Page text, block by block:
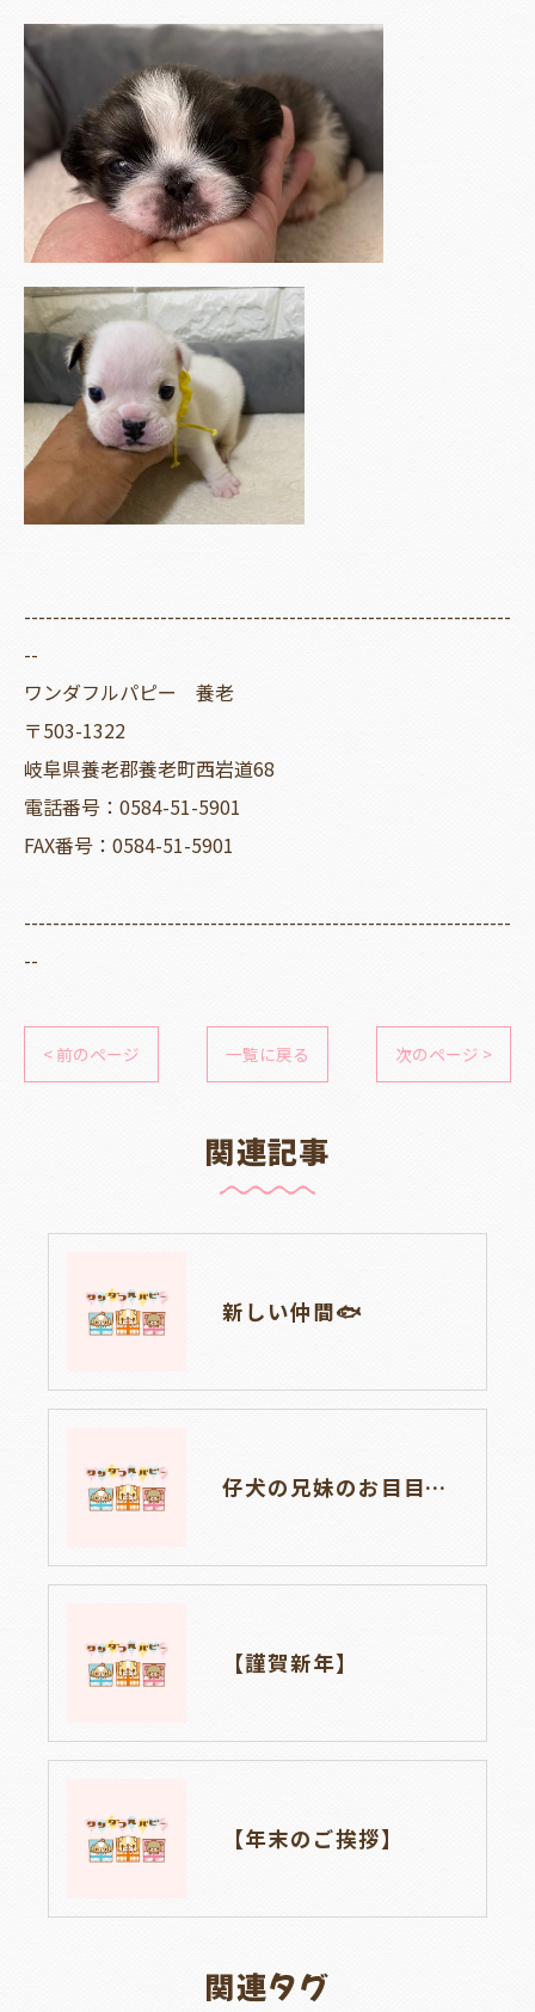
--------------------------------------------------------------------
--
ワンダフルパピー 養老
〒503-1322
岐阜県養老郡養老町西岩道68
電話番号：0584-51-5901
FAX番号：0584-51-5901
--------------------------------------------------------------------
--
< 前のページ 一覧に戻る 次のページ >
関連記事
新しい仲間🐟
仔犬の兄妹のお目目が開きました🐶👀❤
【謹賀新年】
【年末のご挨拶】
関連タグ